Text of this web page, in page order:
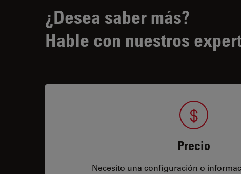
¿Desea saber más?
Hable con nuestros
Precio
Necesito una configuración o